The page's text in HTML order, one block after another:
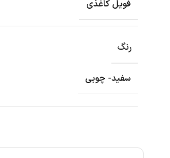
فویل کاغذی
رنگ
سفید- چوبی